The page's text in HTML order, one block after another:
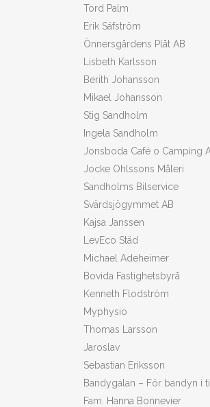
Tord Palm
Erik Säfström
Önnersgårdens Plåt AB
Lisbeth Karlsson
Berith Johansson
Mikael Johansson
Stig Sandholm
Ingela Sandholm
Jonsboda Café o Camping
Jocke Ohlssons Måleri
Sandholms Bilservice
Svärdsjögymmet AB
Kajsa Janssen
LevEco Städ
Michael Adeheimer
Bovida Fastighetsbyrå
Kenneth Flodström
Myphysio
Thomas Larsson
Jaroslav
Sebastian Eriksson
Bandygalan – För bandyn i
Fam. Hanna Bonnevier